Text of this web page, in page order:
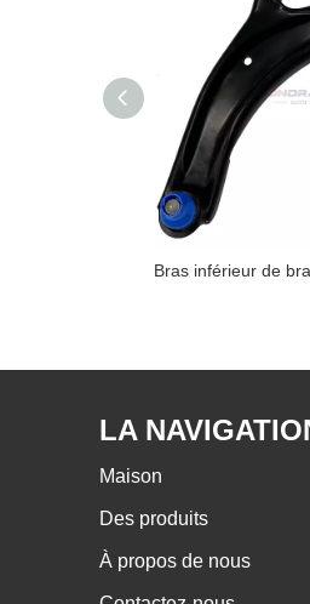
LA
Maison
Des produits
À propos de nous